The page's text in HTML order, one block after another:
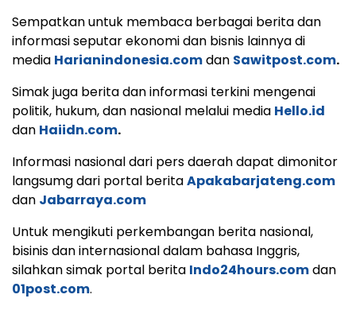
Sempatkan untuk membaca berbagai berita dan
informasi seputar ekonomi dan bisnis lainnya di
media Harianindonesia.comdan Sawitpost.com.
Simak juga berita dan informasi terkini mengenai
politik, hukum, dan nasional melalui media Hello.id
dan Haiidn.com.
Informasi nasional dari pers daerah dapat dimonitor
langsumg dari portal beritaApakabarjateng.com
dan Jabarraya.com
Untuk mengikuti perkembangan berita nasional,
bisinis dan internasional dalam bahasa Inggris,
silahkan simak portal berita Indo24hours.comdan
01post.com.